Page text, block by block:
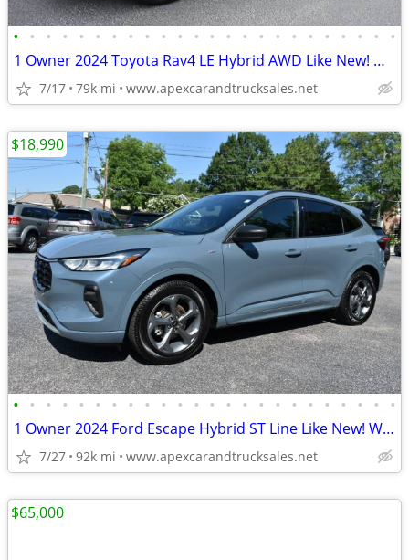
• • • • • • • • • • • • • • • • • • • • • • • •
1 Owner 2024 Toyota Rav4 LE Hybrid AWD Like New! Warranty! Financing!
7/17 79k mi www.apexcarandtrucksales.net
• • • • • • • • • • • • • • • • • • • • • • • •
1 Owner 2024 Ford Escape Hybrid ST Line Like New! WARRANTY! Financing!
7/27 92k mi www.apexcarandtrucksales.net
$18,990
$65,000